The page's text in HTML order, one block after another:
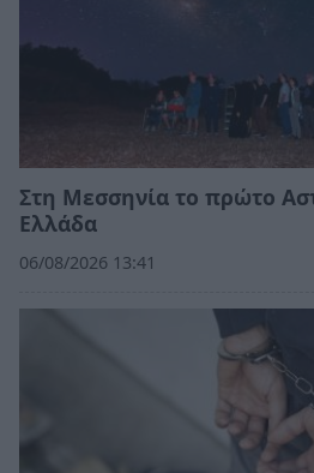
Στη Μεσσηνία το πρώτο
Ελλάδα
06/08/2026 13:41